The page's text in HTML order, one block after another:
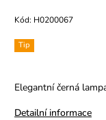
Kód: H0200067
Elegantní černá
Detailní informace
Tip